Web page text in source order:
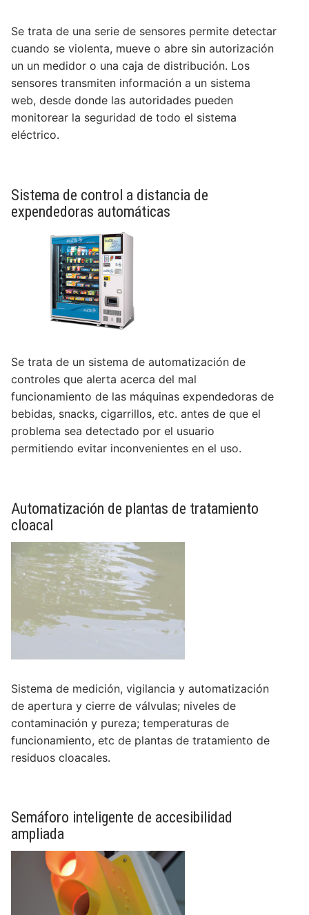
Se trata de una serie de sensores permite detectar
cuando se violenta, mueve o abre sin autorización
un un medidor o una caja de distribución. Los
sensores transmiten información a un sistema
web, desde donde las autoridades pueden
monitorear la seguridad de todo el sistema
eléctrico.
Sistema de control a distancia de
expendedoras automáticas
Se trata de un sistema de automatización de
controles que alerta acerca del mal
funcionamiento de las máquinas expendedoras de
bebidas, snacks, cigarrillos, etc. antes de que el
problema sea detectado por el usuario
permitiendo evitar inconvenientes en el uso.
Automatización de plantas de tratamiento
cloacal
Sistema de medición, vigilancia y automatización
de apertura y cierre de válvulas; niveles de
contaminación y pureza; temperaturas de
funcionamiento, etc de plantas de tratamiento de
residuos cloacales.
Semáforo inteligente de accesibilidad
ampliada